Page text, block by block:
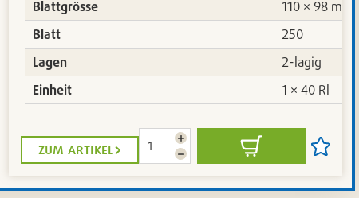
Blattgrösse
110 × 98 mm
Blatt
250
Lagen
2-lagig
Einheit
1 × 40 Rl
zum artikel
Menge
Menge
erhöhen
In
den
Artikel